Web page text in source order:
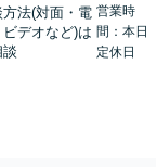
方法(対面・電
ビデオなど)は
談
営業時
間：本日
定休日